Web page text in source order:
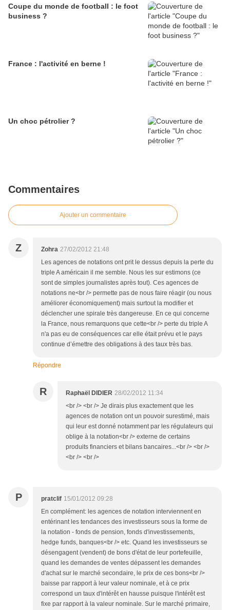
Coupe du monde de football : le foot
business ?
France : l'activité en berne !
Un choc pétrolier ?
Commentaires
Ajouter un commentaire
Z Zohra 27/02/2012 21:48
Les agences de notations ont prit le dessus depuis la perte du
triple A américain il me semble. Nous les sur estimons (ce
sont de simples journalistes après tout). Ces agences de
notations ne<br /> permette pas de nous faire réagir (ou nous
améliorer économiquement) mais surtout la modifier et
déclencher une spirale très dangereuse. En ce qui concerne
la France, nous remarquons que cette<br /> perte du triple A
n'a pas eu de conséquences car elle était prévu et le pays
continue d’émettre des obligations à des taux très bas.
Répondre
R Raphaël DIDIER 28/02/2012 11:34
<br /> <br /> Je dirais plus exactement que les
agences de notation ont un pouvoir surestimé, mais
qui leur est donné notamment par les régulateurs qui
oblige à la notation<br /> externe de certains
produits financiers et bilans bancaires...<br /> <br />
<br /> <br />
P pratclif 15/01/2012 09:28
En complément: les agences de notation interviennent en
entérinant les tendances des investisseurs sous la forme de
la notation - fonds de pension, fonds d'investissements,
hedge funds, banques<br /> etc. Quand les investisseurs se
désengagent (vendent) de bons d'état de leur portefeuille,
quand les demandes de ventes dépassent les demandes
d'achat sur le marché secondaire, le prix de ces bons<br />
baisse par rapport à leur valeur nominale, et à ce prix
correspond un taux d'intérêt en hausse puisque l'intérêt est
fixe par rapport à la valeur nominale. Sur le marché primaire,